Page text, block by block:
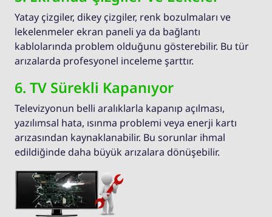
Yatay çizgiler, dikey çizgiler, renk bozulmaları ve
lekelenmeler ekran paneli ya da bağlantı
kablolarında problem olduğunu gösterebilir. Bu tür
arızalarda profesyonel inceleme şarttır.
6. TV Sürekli Kapanıyor
Televizyonun belli aralıklarla kapanıp açılması,
yazılımsal hata, ısınma problemi veya enerji kartı
arızasından kaynaklanabilir. Bu sorunlar ihmal
edildiğinde daha büyük arızalara dönüşebilir.